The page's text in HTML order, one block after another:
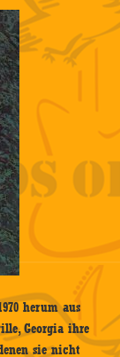
herum aus
Georgia ihre
sie nicht